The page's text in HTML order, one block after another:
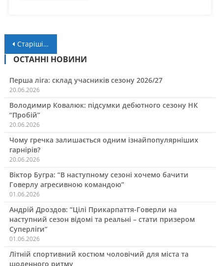
Навігація
за
записами
Старіші записи
ОСТАННІ НОВИНИ
Перша ліга: склад учасників сезону 2026/27
20.06.2026
Володимир Ковалюк: підсумки дебютного сезону НК
“Пробій”
20.06.2026
Чому гречка залишається одним ізнайпопулярніших
гарнірів?
20.06.2026
Віктор Бугра: “В наступному сезоні хочемо бачити
Говерлу агресивною командою”
01.06.2026
Андрій Дроздов: “Цілі Прикарпаття-Говерли на
наступний сезон відомі та реальні – стати призером
Суперліги”
01.06.2026
Літній спортивний костюм чоловічий для міста та
щоденного ритму